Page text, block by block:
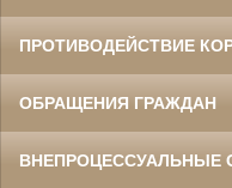
ПРОТИВОДЕЙСТВИЕ
ОБРАЩЕНИЯ ГРАЖДАН
ВНЕПРОЦЕССУАЛЬНЫЕ